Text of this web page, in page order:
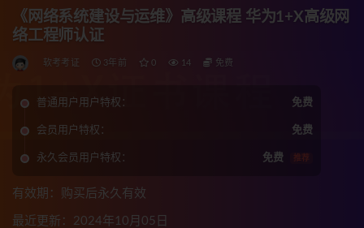
《网络系统建设与运维》高级课程 华为1+X高级网
络工程师认证
软考考证 3年前 0 14 免费
普通用户用户特权： 免费
会员用户特权： 免费
永久会员用户特权： 免费 推荐
有效期：购买后永久有效
最近更新：2024年10月05日